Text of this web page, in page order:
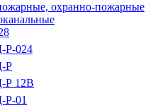
охранно-пожарные
024
Р
12В
01